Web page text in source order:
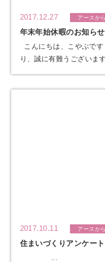
2017.12.27 アースか
年末年始休暇のお知らせ
こんにちは、こやぶで
り、誠に有難うございま
2017.10.11 アースか
住まいづくりアンケー